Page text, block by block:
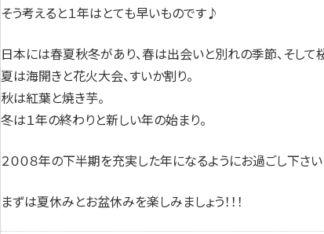
そう考えると１年はとても早いものです♪
日本には春夏秋冬があり、春は出会いと別れの季節、そして
夏は海開きと花火大会、すいか割り。
秋は紅葉と焼き芋。
冬は１年の終わりと新しい年の始まり。
２００８年の下半期を充実した年になるようにお過ごし下さい
まずは夏休みとお盆休みを楽しみましょう！！！